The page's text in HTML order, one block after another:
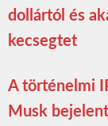
dollártól és
kecsegtet
A történelmi
Musk